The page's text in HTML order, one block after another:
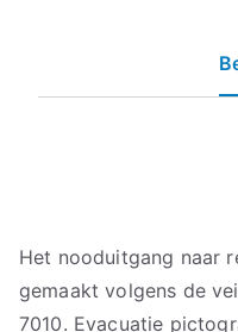
Het nooduitgang naar
gemaakt volgens de
7010. Evacuatie